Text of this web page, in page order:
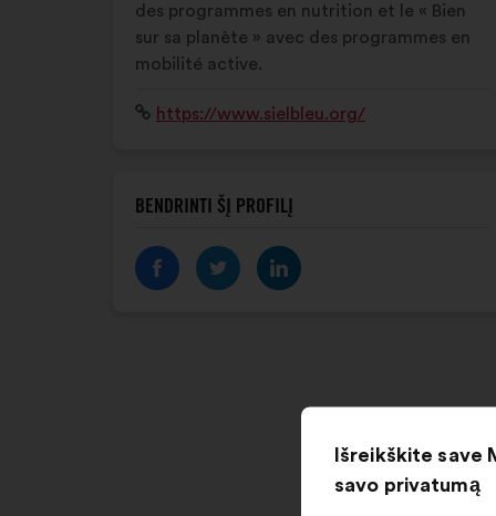
des programmes en nutrition et le « Bien
sur sa planète » avec des programmes en
mobilité active.
Interneto
https://www.sielbleu.org/
BENDRINTI ŠĮ PROFILĮ
Išreikškite save
savo privatumą